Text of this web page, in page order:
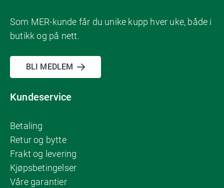
Som MER-kunde får du unike kupp hver uke, både i
butikk og på nett.
BLI MEDLEM
Kundeservice
Betaling
Retur og bytte
Frakt og levering
Kjøpsbetingelser
Våre garantier